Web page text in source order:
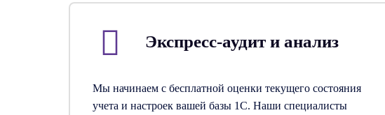
Экспресс-аудит и анализ
Мы начинаем с бесплатной оценки текущего состояния
учета и настроек вашей базы 1С. Наши специалисты